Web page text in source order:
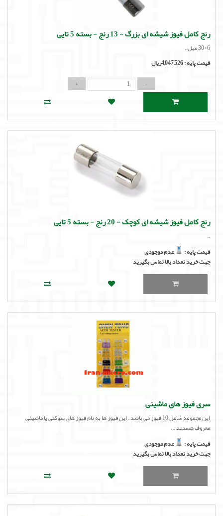
لوازم صوتی حرفه ای
مالتی مدیا
رنج کامل فیوز شیشه ای بزرگ - 13 رنج - بسته 5 تایی
6*30 میل..
قیمت پایه :4,047,526ریال
رنج کامل فیوز شیشه ای کوچک - 20 رنج - بسته 5 تایی
..
قیمت پایه :
عدم موجودی
جهت خرید تعداد بالا تماس بگیرید
سری فیوز های ماشینی
این مجموعه شامل 10 فیوز می باشد . این فیوز ها به نام فیوز های سوکتی یا ماشینی
معروف هستند ...
قیمت پایه :
عدم موجودی
جهت خرید تعداد بالا تماس بگیرید